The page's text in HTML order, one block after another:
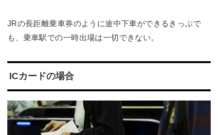
JRの長距離乗車券のように途中下車ができるきっぷで
も、乗車駅での一時出場は一切できない。
ICカードの場合